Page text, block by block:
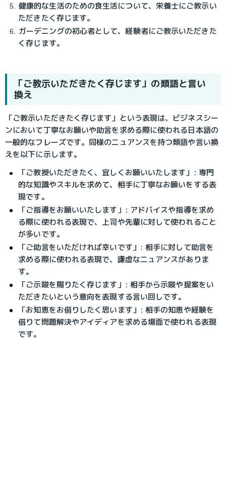
健康的な生活のための食生活について、栄養士にご教示い
ただきたく存じます。
ガーデニングの初心者として、経験者にご教示いただきた
く存じます。
「ご教示いただきたく存じます」の類語と言い
換え
「ご教示いただきたく存じます」という表現は、ビジネスシー
ンにおいて丁寧なお願いや助言を求める際に使われる日本語の
一般的なフレーズです。同様のニュアンスを持つ類語や言い換
えを以下に示します。
「ご教授いただきたく、宜しくお願いいたします」: 専門
的な知識やスキルを求めて、相手に丁寧なお願いをする表
現です。
「ご指導をお願いいたします」: アドバイスや指導を求め
る際に使われる表現で、上司や先輩に対して使われること
が多いです。
「ご助言をいただければ幸いです」: 相手に対して助言を
求める際に使われる表現で、謙虚なニュアンスがありま
す。
「ご示唆を賜りたく存じます」: 相手から示唆や提案をい
ただきたいという意向を表現する言い回しです。
「お知恵をお借りしたく思います」: 相手の知恵や経験を
借りて問題解決やアイディアを求める場面で使われる表現
です。